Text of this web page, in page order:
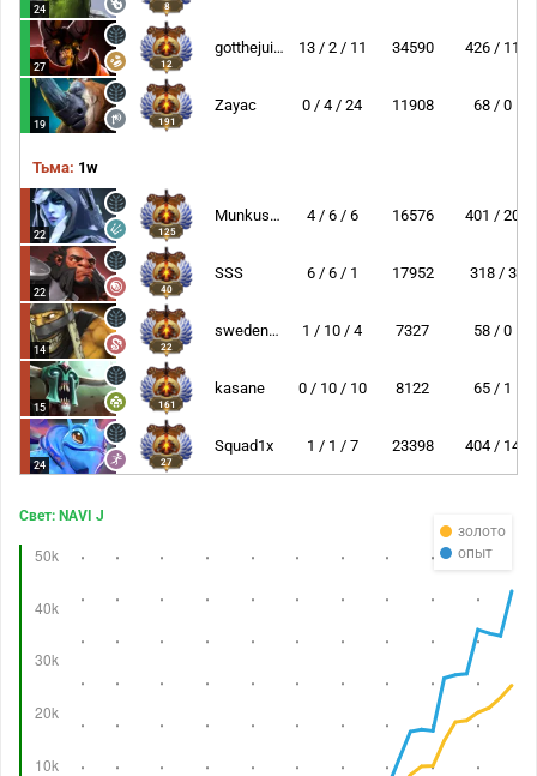
24 8
27 12
gotthejuice 13 / 2 / 11 34590 426 / 11
19 191
Zayac 0 / 4 / 24 11908 68 / 0
Тьма: 1w
22 125
Munkushi~ 4 / 6 / 6 16576 401 / 20
22 40
SSS 6 / 6 / 1 17952 318 / 3
14 22
swedenstrong 1 / 10 / 4 7327 58 / 0
15 161
kasane 0 / 10 / 10 8122 65 / 1
24 27
Squad1x 1 / 1 / 7 23398 404 / 14
золото
опыт
Свет: NAVI J